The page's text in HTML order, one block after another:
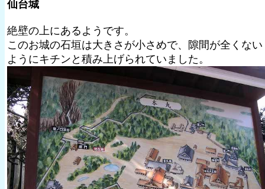
仙台城
絶壁の上にあるようです。
このお城の石垣は大きさが小さめで、隙間が全くない
ようにキチンと積み上げられていました。